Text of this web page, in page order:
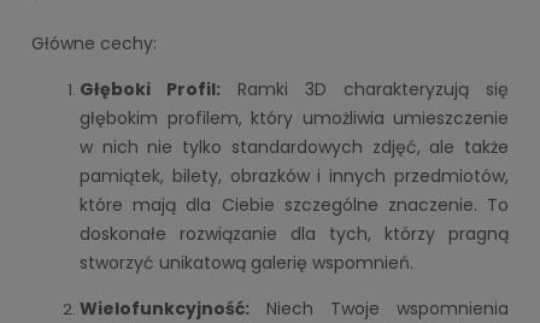
Główne cechy:
Głęboki Profil: Ramki 3D charakteryzują się
głębokim profilem, który umożliwia umieszczenie
w nich nie tylko standardowych zdjęć, ale także
pamiątek, bilety, obrazków i innych przedmiotów,
które mają dla Ciebie szczególne znaczenie. To
doskonałe rozwiązanie dla tych, którzy pragną
stworzyć unikatową galerię wspomnień.
Wielofunkcyjność: Niech Twoje wspomnienia